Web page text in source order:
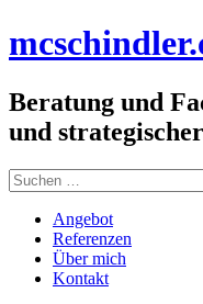
Inhalt
mcschindler
Beratung und
und
Suchen
nach:
Angebot
Referenzen
Über mich
Kontakt